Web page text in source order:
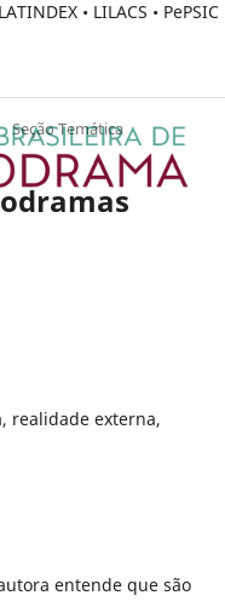
• LILACS • PePSIC
Seção Temática
realidade externa,
entende que são